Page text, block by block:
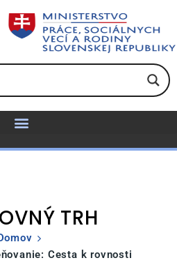
TRH
Cesta k rovnosti